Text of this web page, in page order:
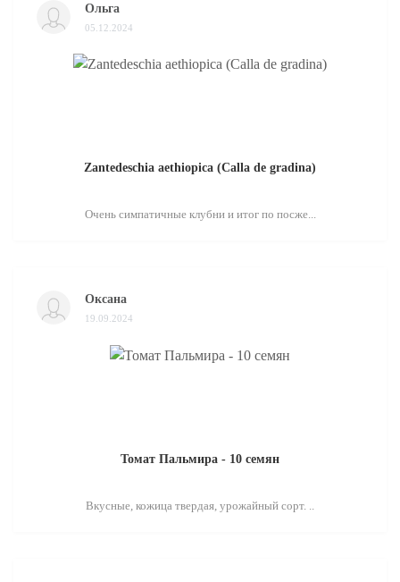
Ольга
05.12.2024
Zantedeschia aethiopica (Calla de gradina)
Очень симпатичные клубни и итог по посже...
Оксана
19.09.2024
Томат Пальмира - 10 семян
Вкусные, кожица твердая, урожайный сорт. ..